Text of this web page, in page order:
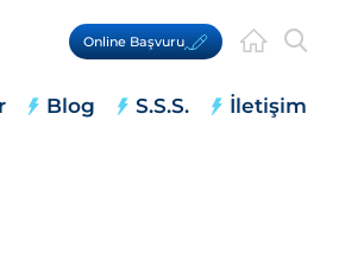
Online Başvuru
Blog S.S.S. İletişim